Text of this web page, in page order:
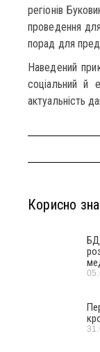
регіонів
проведення
порад для
Наведений
соціальний й
актуальність
Корисно